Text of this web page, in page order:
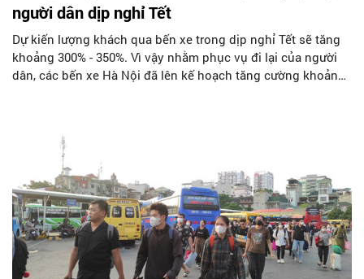
người dân dịp nghỉ Tết
Dự kiến lượng khách qua bến xe trong dịp nghỉ Tết sẽ tăng
khoảng 300% - 350%. Vì vậy nhằm phục vụ đi lại của người
dân, các bến xe Hà Nội đã lên kế hoạch tăng cường khoảng